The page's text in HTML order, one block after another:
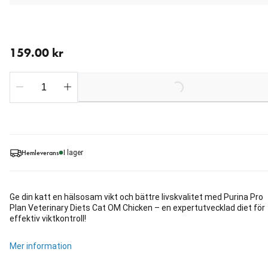
Hemleverans I lager
Ge din katt en hälsosam vikt och bättre livskvalitet med Purina Pro
Plan Veterinary Diets Cat OM Chicken – en expertutvecklad diet för
effektiv viktkontroll!
Mer information
159.00 kr
Loading...